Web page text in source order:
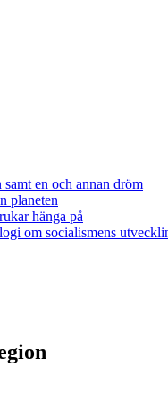
en och annan dröm
planeten
hänga på
om socialismens